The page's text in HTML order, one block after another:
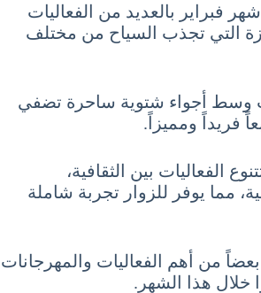
فبراير بالعديد من الفعاليات
التي تجذب السياح من مختلف
وسط أجواء شتوية ساحرة تضفي
فريداً ومميزاً.
الفعاليات بين الثقافية،
مما يوفر للزوار تجربة شاملة
من أهم الفعاليات والمهرجانات
خلال هذا الشهر.